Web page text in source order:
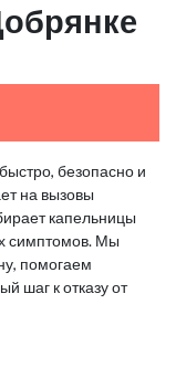
безопасно и
на вызовы
капельницы
симптомов. Мы
помогаем
шаг к отказу от